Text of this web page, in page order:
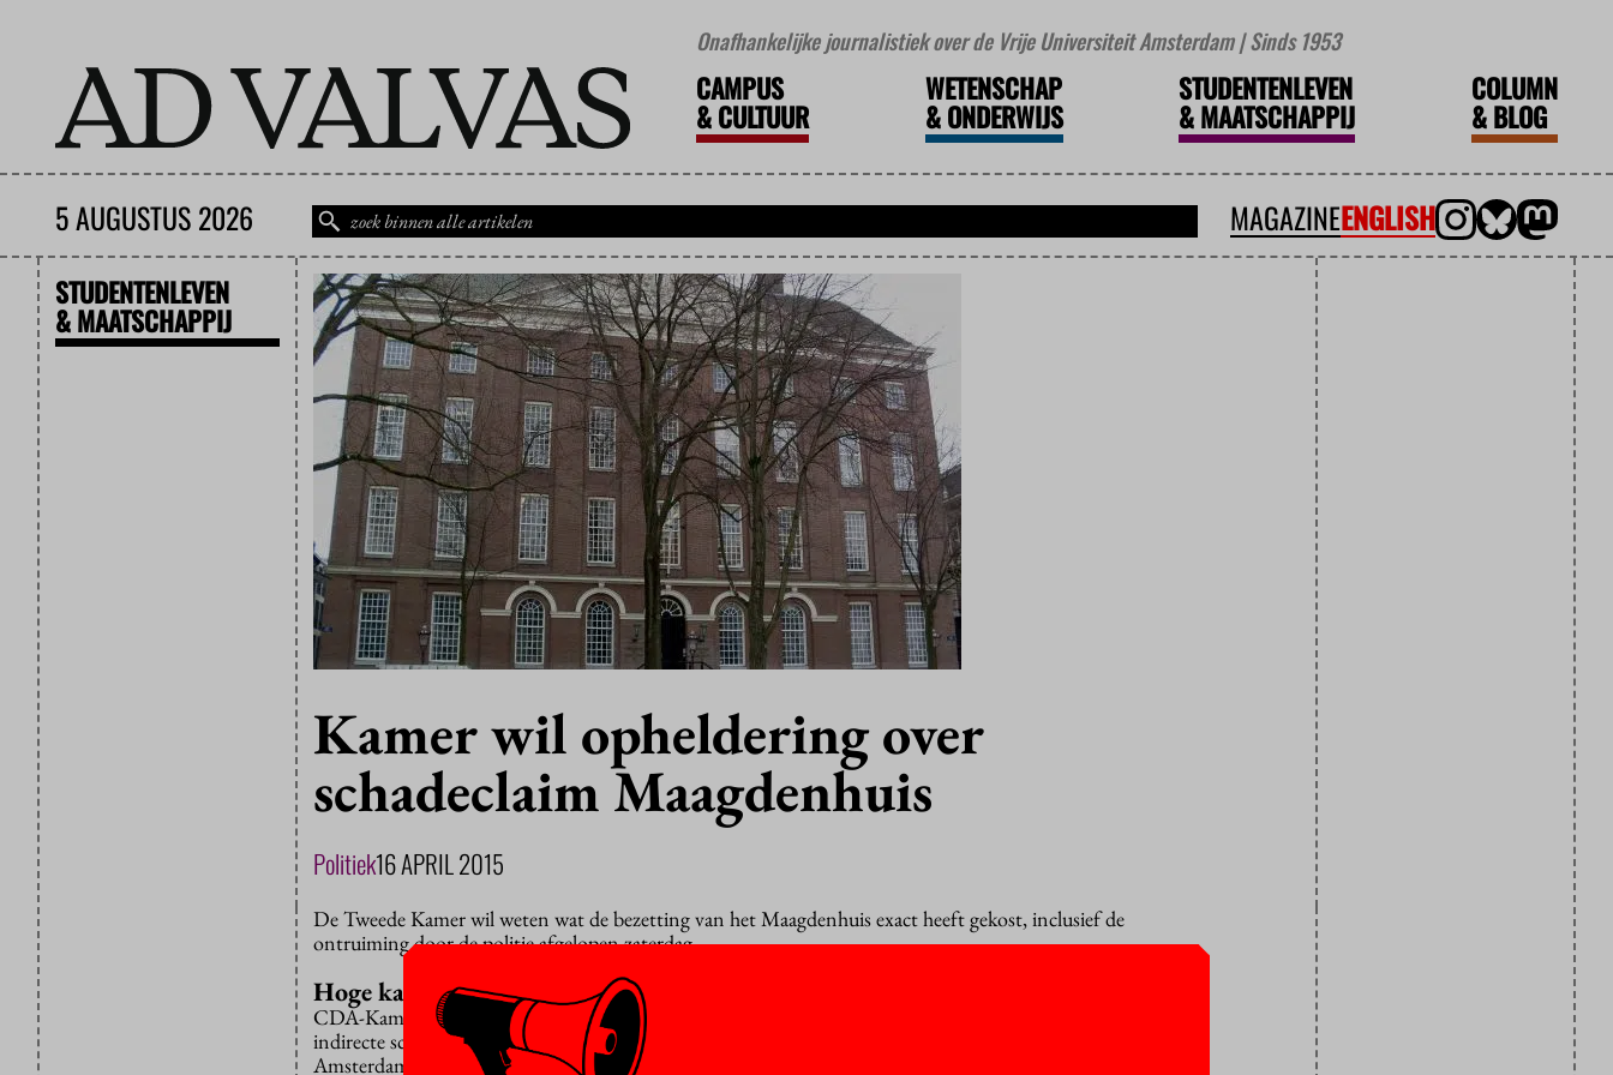
Onafhankelijke journalistiek over de Vrije Universiteit Amsterdam | Sinds 1953
CAMPUS
&CULTUUR
WETENSCHAP
&ONDERWIJS
STUDENTENLEVEN
&MAATSCHAPPIJ
COLUMN
&BLOG
5 AUGUSTUS 2026 MAGAZINEENGLISH
STUDENTENLEVEN
& MAATSCHAPPIJ
Kamer wil opheldering over
schadeclaim Maagdenhuis
Politiek16 APRIL 2015
De Tweede Kamer wil weten wat de bezetting van het Maagdenhuis exact heeft gekost, inclusief de
ontruiming door de politie afgelopen zaterdag.
Hoge kant
CDA-Kamerlid Michel Rog wil dat minister Bussemaker van Onderwijs uitzoekt wat de directe en
indirecte schade is van de wekenlange bezetting van het Maagdenhuis. Volgens de Universiteit van
Amsterdam is dat zo’n half miljoen euro, maar stadszender AT5